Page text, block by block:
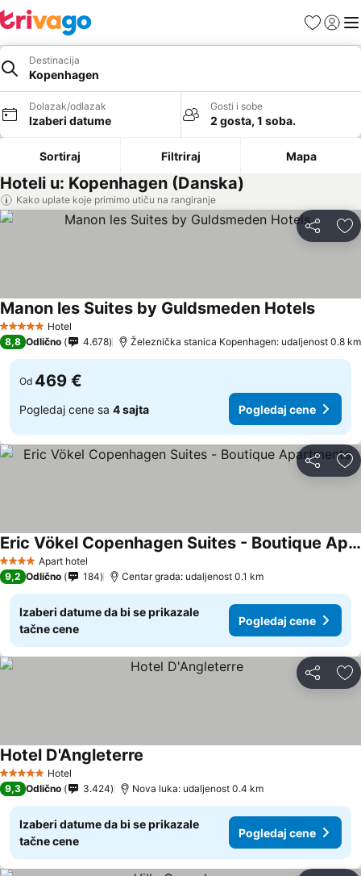
FavoritiPrijavi
Destinacija
Kopenhagen
Dolazak/odlazak
Izaberi datume
Gosti i sobe
2 gosta, 1 soba.
Sortiraj Filtriraj Mapa
Hoteli u: Kopenhagen (Danska)
Kako uplate koje primimo utiču na rangiranje
Deli
5 ZvezdiceHotel
Manon les Suites by Guldsmeden Hotels
8,8 Odlično 4.678 Železnička stanica Kopenhagen: udaljenost 0.8 km
Od 469 €
Pogledaj cene sa 4 sajta Pogledaj cene
Deli
4 ZvezdiceApart hotel
Eric Vökel Copenhagen Suites - Boutique Apartments
Pogledaj cene
9,2 Odlično 184 Centar grada: udaljenost 0.1 km
Izaberi datume da bi se prikazale
tačne cene
Pogledaj cene
Deli
5 ZvezdiceHotel
Hotel D'Angleterre
9,3 Odlično 3.424 Nova luka: udaljenost 0.4 km
Izaberi datume da bi se prikazale
tačne cene
Pogledaj cene